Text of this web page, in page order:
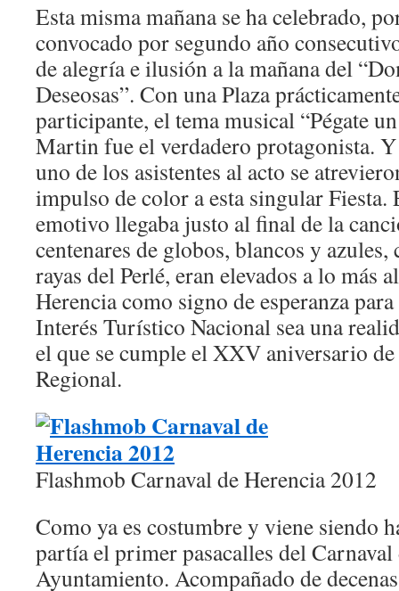
Esta misma mañana se ha celebrado,
convocado por segundo año
de alegría e ilusión a la mañana del
Deseosas”. Con una Plaza
participante, el tema musical “Pégate
Martin fue el verdadero protagonista. Y
uno de los asistentes al acto se
impulso de color a esta singular Fiesta.
emotivo llegaba justo al final de la
centenares de globos, blancos y
rayas del Perlé, eran elevados a lo más
Herencia como signo de esperanza
Interés Turístico Nacional sea una
el que se cumple el XXV aniversario
Regional.
Flashmob Carnaval de Herencia 2012
Como ya es costumbre y viene siendo
partía el primer pasacalles del Carnaval
Ayuntamiento. Acompañado de